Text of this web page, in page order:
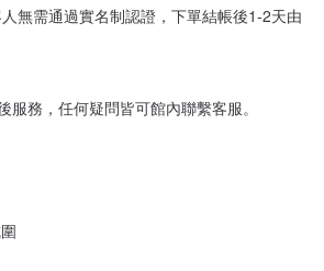
無需通過實名制認證，下單結帳後1-2天由
服務，任何疑問皆可館內聯繫客服。